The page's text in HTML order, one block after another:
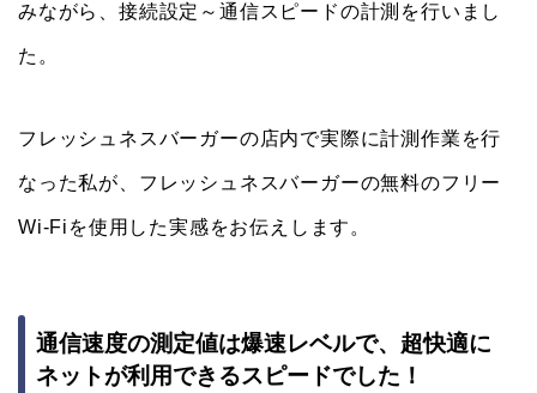
みながら、接続設定～通信スピードの計測を行いまし
た。
フレッシュネスバーガーの店内で実際に計測作業を行
なった私が、フレッシュネスバーガーの無料のフリー
Wi-Fiを使用した実感をお伝えします。
通信速度の測定値は爆速レベルで、超快適に
ネットが利用できるスピードでした！